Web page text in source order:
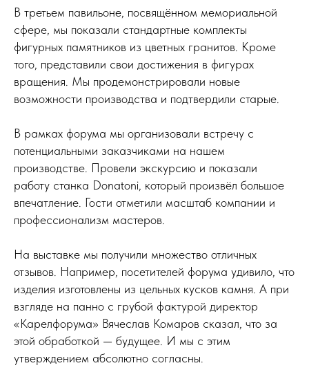
В третьем павильоне, посвящённом мемориальной
сфере, мы показали стандартные комплекты
фигурных памятников из цветных гранитов. Кроме
того, представили свои достижения в фигурах
вращения. Мы продемонстрировали новые
возможности производства и подтвердили старые.
В рамках форума мы организовали встречу с
потенциальными заказчиками на нашем
производстве. Провели экскурсию и показали
работу станка Donatoni, который произвёл большое
впечатление. Гости отметили масштаб компании и
профессионализм мастеров.
На выставке мы получили множество отличных
отзывов. Например, посетителей форума удивило, что
изделия изготовлены из цельных кусков камня. А при
взгляде на панно с грубой фактурой директор
«Карелфорума» Вячеслав Комаров сказал, что за
этой обработкой — будущее. И мы с этим
утверждением абсолютно согласны.